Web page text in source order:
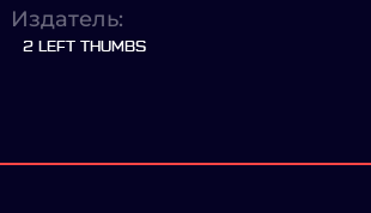
Издатель:
2 LEFT THUMBS